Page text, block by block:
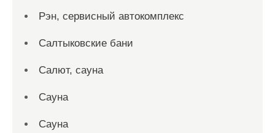
Рэн, сервисный автокомплекс
Салтыковские бани
Салют, сауна
Сауна
Сауна